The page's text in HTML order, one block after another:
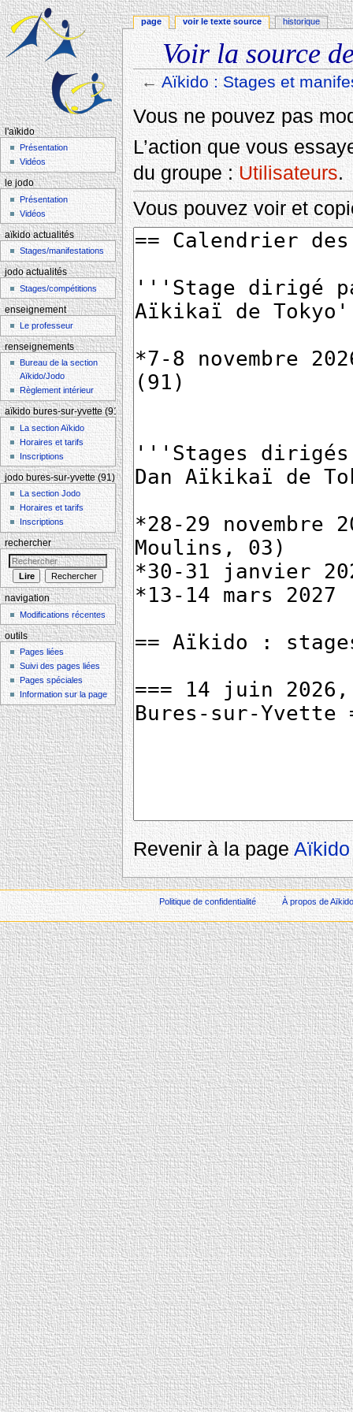
Voir la source
←Aïkido : Stages et
Aller à : navigation ,rechercher
Vous ne pouvez pas
L’action que vous
du groupe :Utilisateurs.
Vous pouvez voir et
Revenir à la page
page voir le texte source historique
l'aïkido
Présentation
Vidéos
le jodo
Présentation
Vidéos
aïkido actualités
Stages/manifestations
jodo actualités
Stages/compétitions
enseignement
Le professeur
renseignements
Bureau de la section
Aïkido/Jodo
Règlement intérieur
aïkido bures-sur-yvette (91)
La section Aïkido
Horaires et tarifs
Inscriptions
jodo bures-sur-yvette (91)
La section Jodo
Horaires et tarifs
Inscriptions
rechercher
navigation
Modifications récentes
outils
Pages liées
Suivi des pages liées
Pages spéciales
Information sur la page
Politique de confidentialité À propos de